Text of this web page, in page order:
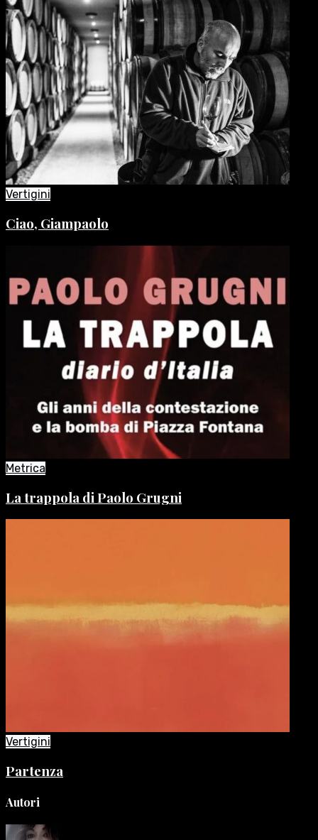
Vertigini
Ciao, Giampaolo
Metrica
La trappola di Paolo Grugni
Vertigini
Partenza
Autori